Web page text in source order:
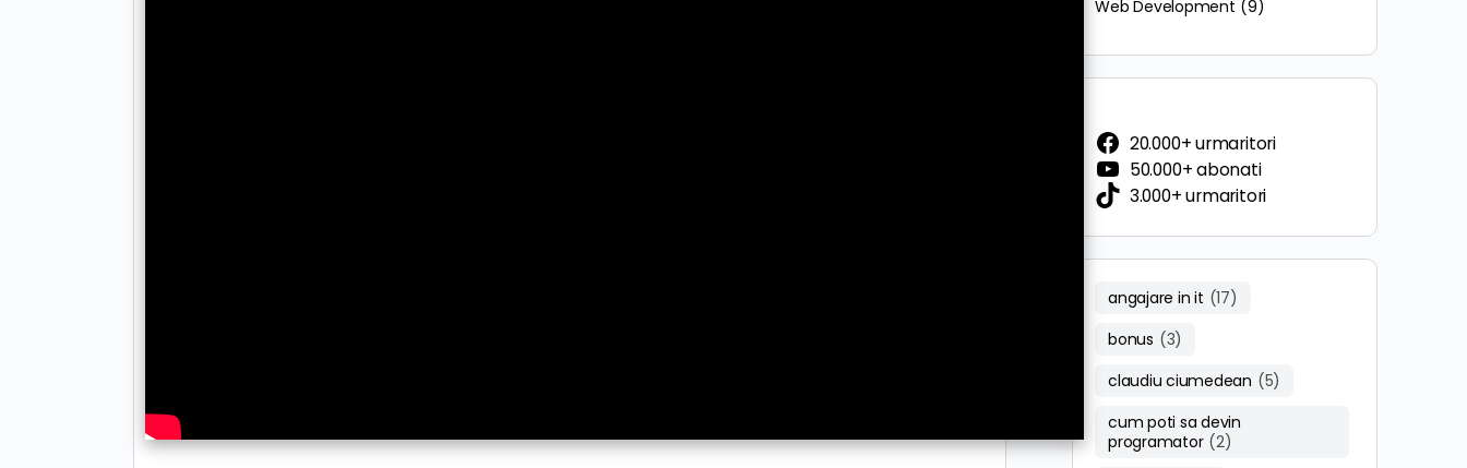
Web Development (9)
20.000+ urmaritori
50.000+ abonati
3.000+ urmaritori
angajare in it (17)
bonus (3)
claudiu ciumedean (5)
cum poti sa devin
programator (2)